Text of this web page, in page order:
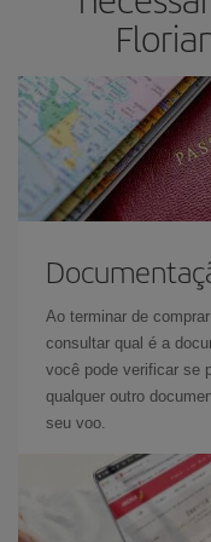
Ao terminar de
consultar qual é a
você pode verificar se
qualquer outro
seu voo.